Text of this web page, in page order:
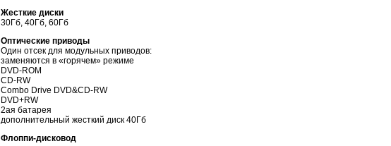
Жесткие диски
30Гб, 40Гб, 60Гб
Оптические приводы
Один отсек для модульных приводов:
заменяются в «горячем» режиме
DVD-ROM
CD-RW
Combo Drive DVD&CD-RW
DVD+RW
2ая батарея
дополнительный жесткий диск 40Гб
Флоппи-дисковод